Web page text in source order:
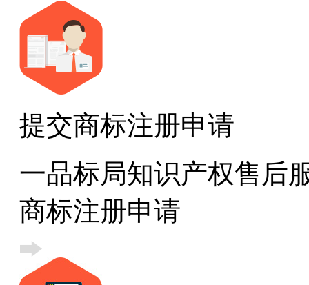
提交商标注册申请
一品标局知识产权售后
商标注册申请